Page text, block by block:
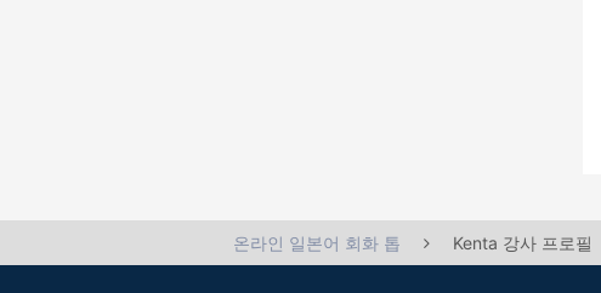
온라인 일본어 회화 톱 Kenta 강사 프로필